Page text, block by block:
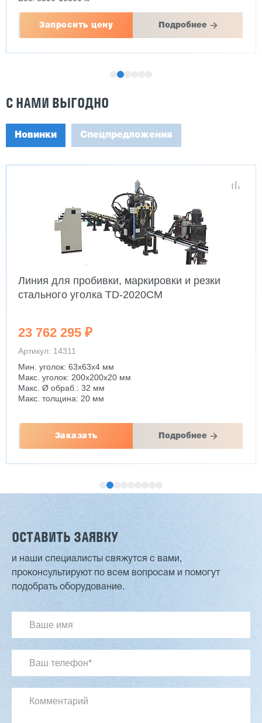
Запросить цену Подробнее
С НАМИ ВЫГОДНО
Новинки Спецпредложения
Линия для пробивки, маркировки и резки
стального уголка TD-2020CM
23 762 295 ₽
Артикул: 14311
Мин. уголок: 63x63x4 мм
Макс. уголок: 200x200x20 мм
Макс. Ø обраб.: 32 мм
Макс. толщина: 20 мм
Заказать Подробнее
Двухсторонний шипорез MX6015
2 901 639 ₽
Артикул: 2497
Станок проходного типа
ОСТАВИТЬ ЗАЯВКУ
и наши специалисты свяжутся с вами,
проконсультируют по всем вопросам и помогут
подобрать оборудование.